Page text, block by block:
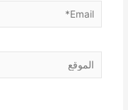
Email*
الموقع